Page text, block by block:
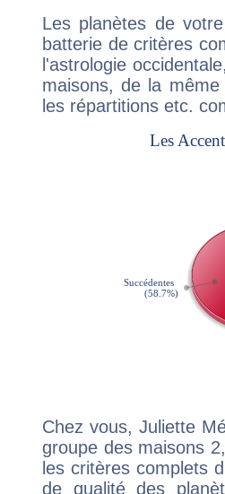
Les planètes de
batterie de critères
l'astrologie
maisons, de la
les répartitions etc.
Chez vous, Juliette
groupe des maisons
les critères complets
de qualité des